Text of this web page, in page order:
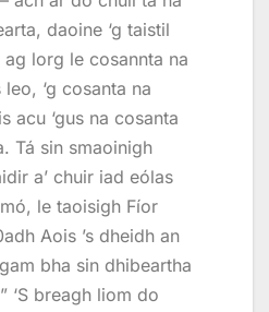
daoine ‘g taistil
lorg le cosannta na
‘g cosanta na
acu ‘gus na cosanta
Tá sin smaoinigh
a’ chuir iad eólas
le taoisigh Fíor
Aois ’s dheidh an
bha sin dhibeartha
‘S breagh liom do